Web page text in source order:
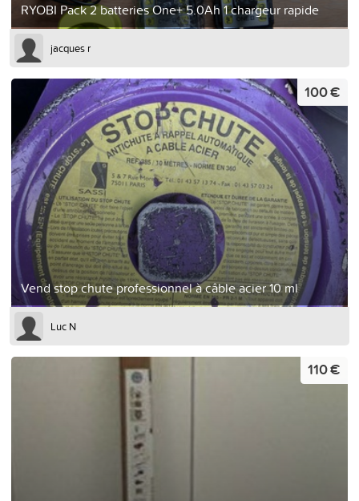
RYOBI Pack 2 batteries One+ 5.0Ah 1 chargeur rapide
jacques r
Vend stop chute professionnel à câble acier 10 ml
100 €
Luc N
110 €